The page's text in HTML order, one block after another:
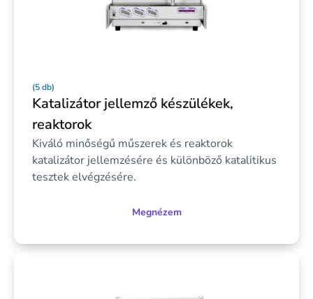
(5 db)
Katalizátor jellemző készülékek,
reaktorok
Kiváló minőségű műszerek és reaktorok
katalizátor jellemzésére és különböző katalitikus
tesztek elvégzésére.
Megnézem